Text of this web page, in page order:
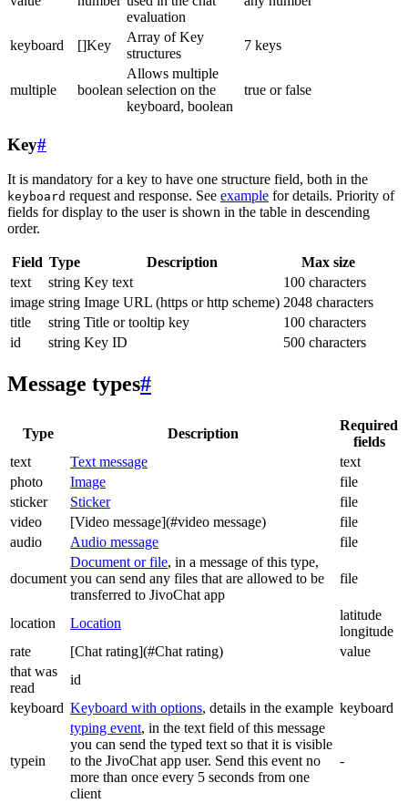
evaluation
keyboard []Key
Array of Key
structures
7 keys
multiple boolean
Allows multiple
selection on the
keyboard, boolean
true or false
Key#
It is mandatory for a key to have one structure field, both in the
keyboard request and response. See example for details. Priority of
fields for display to the user is shown in the table in descending
order.
Field Type Description
Max size
text
string Key text
100 characters
image string Image URL (https or http scheme) 2048 characters
title
string Title or tooltip key
100 characters
id
string Key ID 500 characters
Message types#
Type Description
Required
fields
text
Text message
text
photo
Image
file
sticker
Sticker
file
video
[Video message](#video message)
file
audio
Audio message file
document
Document or file, in a message of this type,
you can send any files that are allowed to be
transferred to JivoChat app
file
location Location
latitude
longitude
rate
[Chat rating](#Chat rating)
value
that was
read
id
keyboard Keyboard with options, details in the example keyboard
typein
typing event, in the text field of this message
you can send the typed text so that it is visible
to the JivoChat app user. Send this event no
more than once every 5 seconds from one
client
-